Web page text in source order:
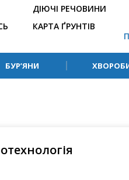
ДІЮЧІ РЕЧОВИНИ
КАРТА ҐРУНТІВ
БУР’ЯНИ